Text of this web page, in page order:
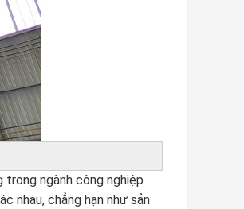
trong ngành công nghiệp
nhau, chẳng hạn như sản